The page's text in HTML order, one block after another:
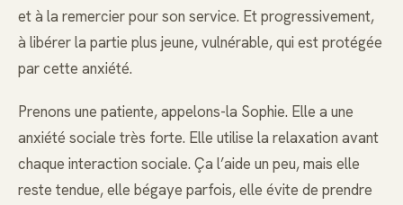
et à la remercier pour son service. Et progressivement,
à libérer la partie plus jeune, vulnérable, qui est protégée
par cette anxiété.
Prenons une patiente, appelons-la Sophie. Elle a une
anxiété sociale très forte. Elle utilise la relaxation avant
chaque interaction sociale. Ça l’aide un peu, mais elle
reste tendue, elle bégaye parfois, elle évite de prendre